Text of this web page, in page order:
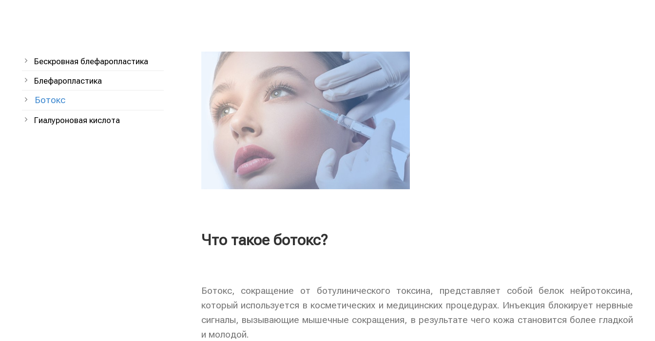
Бескровная блефаропластика
Блефаропластика
Ботокс
Гиалуроновая кислота
Что такое ботокс?
Ботокс, сокращение от ботулинического токсина, представляет собой белок нейротоксина,
который используется в косметических и медицинских процедурах. Инъекция блокирует нервные
сигналы, вызывающие мышечные сокращения, в результате чего кожа становится более гладкой
и молодой.